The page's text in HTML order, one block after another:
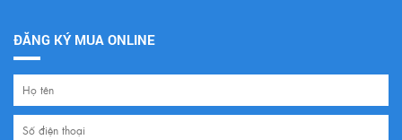
ĐĂNG KÝ MUA ONLINE